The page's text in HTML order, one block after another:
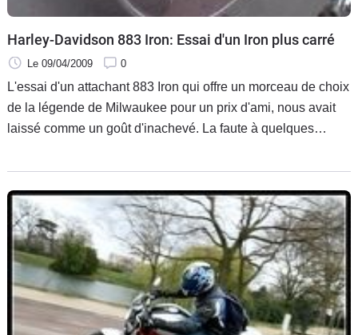
Harley-Davidson 883 Iron: Essai d'un Iron plus carré
Le 09/04/2009 0
L'essai d'un attachant 883 Iron qui offre un morceau de choix
de la légende de Milwaukee pour un prix d'ami, nous avait
laissé comme un goût d'inachevé. La faute à quelques
kilomètres s'égrènent, d'autant plus agaçants qu'ils venaient
perturber un ensemble tout dédié au plaisir des sens.